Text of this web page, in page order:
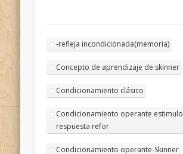
-refleja incondicionada(memoria)
Concepto de aprendizaje de skinner
Condicionamiento clásico
Condicionamiento operante estimulo
respuesta refor
Condicionamiento operante-Skinner